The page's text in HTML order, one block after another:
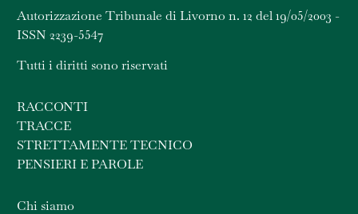
Autorizzazione Tribunale di Livorno n. 12 del 19/05/2003 -
ISSN 2239-5547
Tutti i diritti sono riservati
RACCONTI
TRACCE
STRETTAMENTE TECNICO
PENSIERI E PAROLE
Chi siamo